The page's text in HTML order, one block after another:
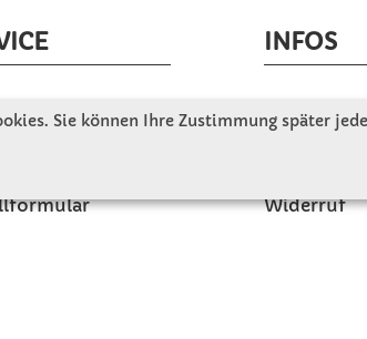
für Winkler
INFOS
Zahlung &
Widerruf
Sie können Ihre Zustimmung später